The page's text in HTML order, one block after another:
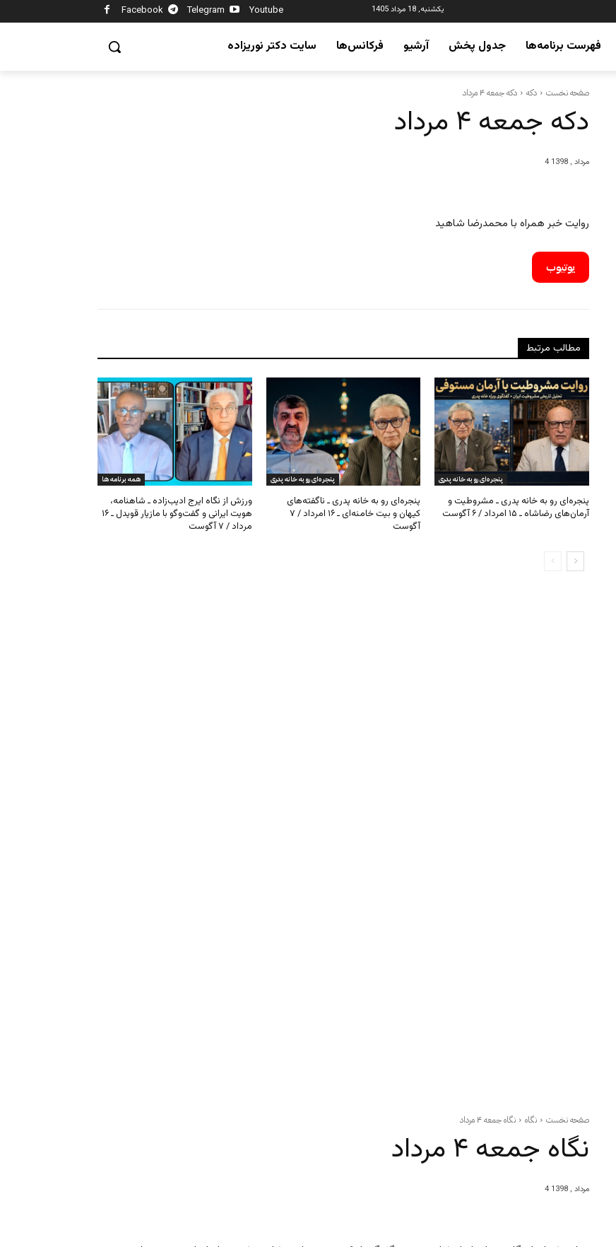
Facebook Telegram Youtube یکشنبه, 18 مرداد 1405
فهرست برنامه‌ها جدول پخش آرشیو فرکانس‌ها سایت دکتر نوریزاده
صفحه نخست دکه دکه جمعه ۴ مرداد
دکه جمعه ۴ مرداد
4 مرداد , 1398
روایت خبر همراه با محمدرضا شاهید
یوتیوب
مطالب مرتبط
همه برنامه ها
ورزش از نگاه ایرج ادیب‌زاده ـ شاهنامه،
هویت ایرانی و گفت‌وگو با مازیار قویدل ـ ۱۶
مرداد / ۷ آگوست
پنجره‌ای رو به خانه پدری
پنجره‌ای رو به خانه پدری ـ ناگفته‌های
کیهان و بیت خامنه‌ای ـ ۱۶ امرداد / ۷
آگوست
پنجره‌ای رو به خانه پدری
پنجره‌ای رو به خانه پدری ـ مشروطیت و
آرمان‌های رضاشاه ـ ۱۵ امرداد / ۶ آگوست